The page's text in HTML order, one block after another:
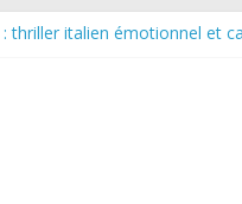
: thriller italien émotionnel et